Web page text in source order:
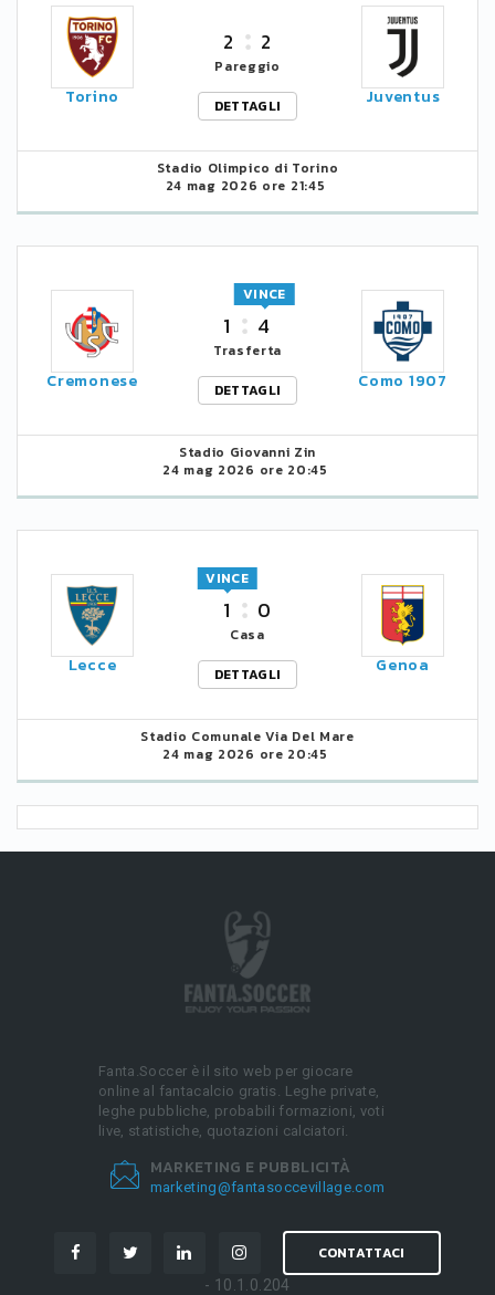
Torino
2 2
Pareggio
DETTAGLI
Juventus
Stadio Olimpico di Torino
24 mag 2026 ore 21:45
Cremonese
1 4
VINCE
Trasferta
DETTAGLI
Como 1907
Stadio Giovanni Zin
24 mag 2026 ore 20:45
Lecce
1
VINCE
0
Casa
DETTAGLI
Genoa
Stadio Comunale Via Del Mare
24 mag 2026 ore 20:45
Fanta.Soccer è il sito web per giocare
online al fantacalcio gratis. Leghe private,
leghe pubbliche, probabili formazioni, voti
live, statistiche, quotazioni calciatori.
MARKETING E PUBBLICITÀ
marketing@fantasoccevillage.com
CONTATTACI
- 10.1.0.204